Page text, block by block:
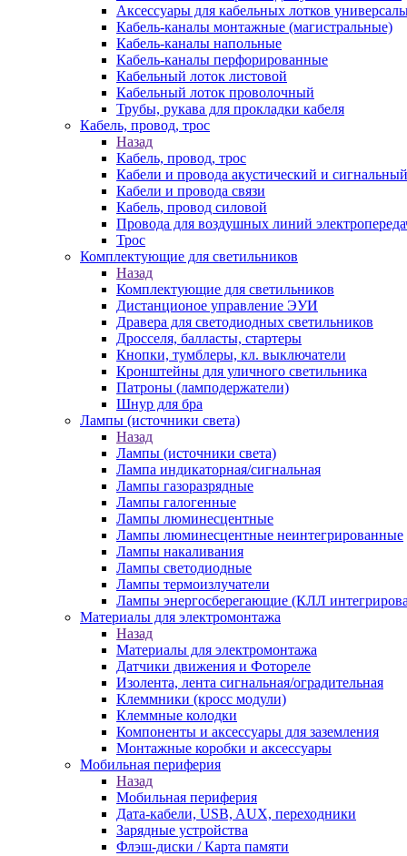
Аксессуары для кабельных лотков
Кабель-каналы монтажные (магистральные)
Кабель-каналы напольные
Кабель-каналы перфорированные
Кабельный лоток листовой
Кабельный лоток проволочный
Трубы, рукава для прокладки кабеля
Кабель, провод, трос
Назад
Кабель, провод, трос
Кабели и провода акустический и сигнальный
Кабели и провода связи
Кабель, провод силовой
Провода для воздушных линий
Трос
Комплектующие для светильников
Назад
Комплектующие для светильников
Дистанционое управление ЭУИ
Дравера для светодиодных светильников
Дросселя, балласты, стартеры
Кнопки, тумблеры, кл. выключатели
Кронштейны для уличного светильника
Патроны (ламподержатели)
Шнур для бра
Лампы (источники света)
Назад
Лампы (источники света)
Лампа индикаторная/сигнальная
Лампы газоразрядные
Лампы галогенные
Лампы люминесцентные
Лампы люминесцентные неинтегрированные
Лампы накаливания
Лампы светодиодные
Лампы термоизлучатели
Лампы энергосберегающие (КЛЛ
Материалы для электромонтажа
Назад
Материалы для электромонтажа
Датчики движения и Фотореле
Изолента, лента сигнальная/оградительная
Клеммники (кросс модули)
Клеммные колодки
Компоненты и аксессуары для заземления
Монтажные коробки и аксессуары
Мобильная периферия
Назад
Мобильная периферия
Дата-кабели, USB, AUX, переходники
Зарядные устройства
Флэш-диски / Карта памяти